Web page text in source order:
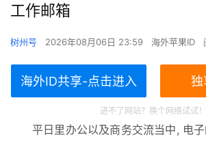
工作邮箱
树州号 2026年08月06日 23:59 海外苹果ID
海外ID共享-点击进入 独
进不了网站？换个网络试试！
平日里办公以及商务交流当中, 电